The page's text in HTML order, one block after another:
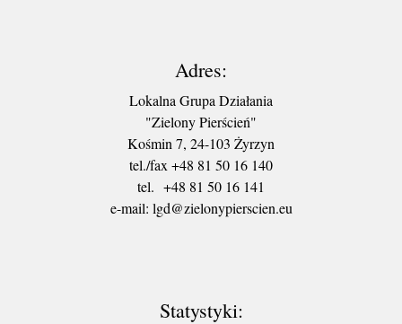
Adres:
Lokalna Grupa Działania
"Zielony Pierścień"
Kośmin 7, 24-103 Żyrzyn
tel./fax +48 81 50 16 140
tel. +48 81 50 16 141
​e-mail: lgd@zielonypierscien.eu
Statystyki: